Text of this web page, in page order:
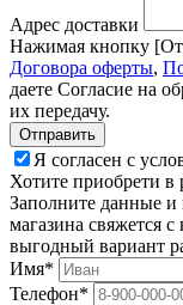
Адрес доставки
Нажимая кнопку
Договора оферты,
даете Согласие на
их передачу.
Я согласен с
Хотите приобрети в
Заполните данные
магазина свяжется
выгодный вариант
Имя*
Телефон*